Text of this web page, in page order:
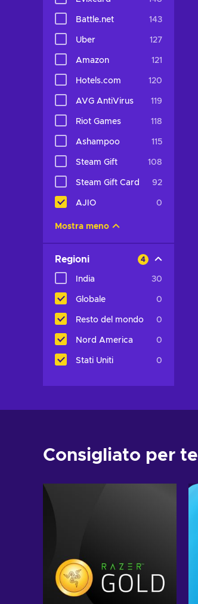
Battle.net 143
Uber 127
Amazon 121
Hotels.com 120
AVG AntiVirus 119
Riot Games 118
Ashampoo 115
Steam Gift 108
Steam Gift Card 92
AJIO 0
Mostra meno
Regioni 4
India 30
Globale 0
Resto del mondo 0
Nord America 0
Stati Uniti 0
Consigliato per te